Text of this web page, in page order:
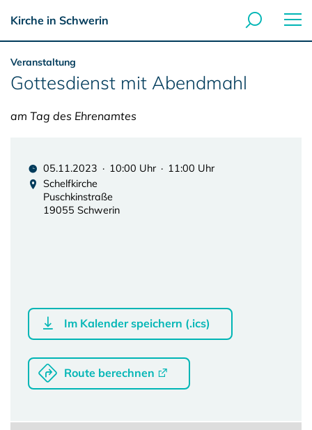
Kirche in Schwerin
Veranstaltung
Gottesdienst mit Abendmahl
am Tag des Ehrenamtes
05.11.2023 · 10:00 Uhr · 11:00 Uhr
Schelfkirche
Puschkinstraße
19055 Schwerin
Im Kalender speichern (.ics)
Route berechnen